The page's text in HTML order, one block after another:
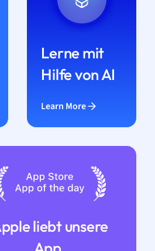
Lerne mit
Hilfe von AI
Learn More
liebt unsere